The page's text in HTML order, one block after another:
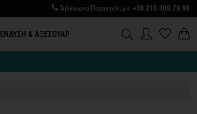
Τηλέφωνο Παραγγελιών: +30 210.300.70.90
ΕΝΔΥΣΗ & ΑΞΕΣΟΥΑΡ